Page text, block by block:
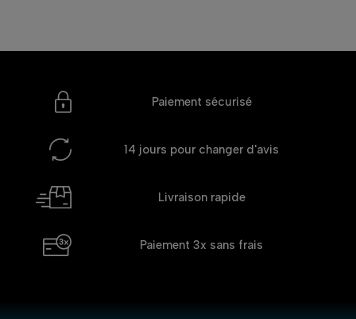
Paiement sécurisé
14 jours pour changer d'avis
Livraison rapide
Paiement 3x sans frais